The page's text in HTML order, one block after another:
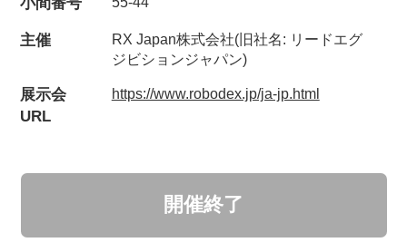
主催
RX Japan株式会社(旧社名: リードエグ
ジビションジャパン)
展示会
URL
https://www.robodex.jp/ja-jp.html
開催終了